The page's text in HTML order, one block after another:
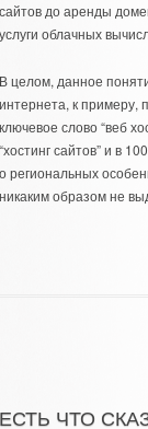
до аренды
облачных
целом, данное
к примеру,
слово “веб
сайтов” и в
региональных
образом не
ЧТО